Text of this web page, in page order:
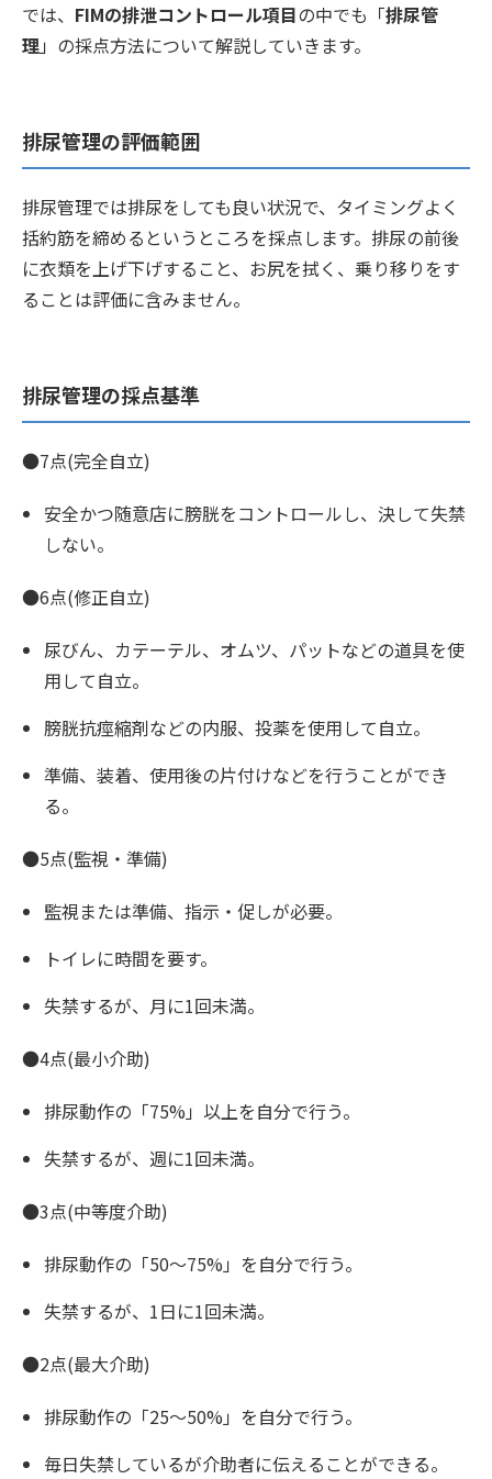
では、 FIMの排泄コントロール項目の中でも「排尿管
理」の採点方法について解説していきます。
排尿管理の評価範囲
排尿管理では排尿をしても良い状況で、タイミングよく
括約筋を締めるというところを採点します。排尿の前後
に衣類を上げ下げすること、お尻を拭く、乗り移りをす
ることは評価に含みません。
排尿管理の採点基準
●7点(完全自立)
安全かつ随意店に膀胱をコントロールし、決して失禁
しない。
●6点(修正自立)
尿びん、カテーテル、オムツ、パットなどの道具を使
用して自立。
膀胱抗痙縮剤などの内服、投薬を使用して自立。
準備、装着、使用後の片付けなどを行うことができ
る。
●5点(監視・準備)
監視または準備、指示・促しが必要。
トイレに時間を要す。
失禁するが、月に1回未満。
●4点(最小介助)
排尿動作の「75%」以上を自分で行う。
失禁するが、週に1回未満。
●3点(中等度介助)
排尿動作の「50〜75%」を自分で行う。
失禁するが、1日に1回未満。
●2点(最大介助)
排尿動作の「25〜50%」を自分で行う。
毎日失禁しているが介助者に伝えることができる。